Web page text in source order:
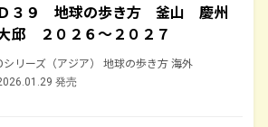
Ｄ３９ 地球の歩き方 釜山 慶州
邱 ２０２６～２０２７
シリーズ（アジア） 地球の歩き方 海外
発売